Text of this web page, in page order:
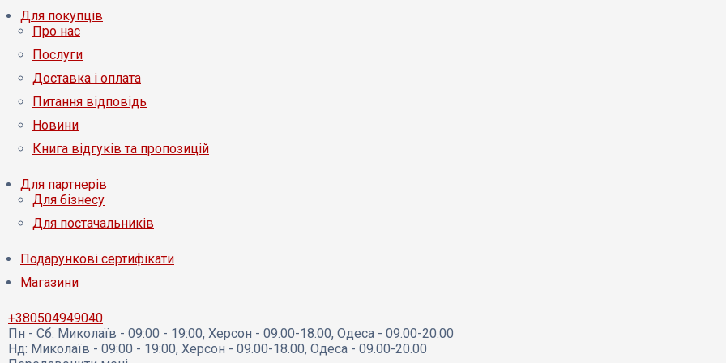
Для покупців
Про нас
Послуги
Доставка і оплата
Питання відповідь
Новини
Книга відгуків та пропозицій
Для партнерів
Для бізнесу
Для постачальників
Подарункові сертифікати
Магазини
+380504949040
Пн - Сб: Миколаїв - 09:00 - 19:00, Херсон - 09.00-18.00, Одеса - 09.00-20.00
Нд: Миколаїв - 09:00 - 19:00, Херсон - 09.00-18.00, Одеса - 09.00-20.00